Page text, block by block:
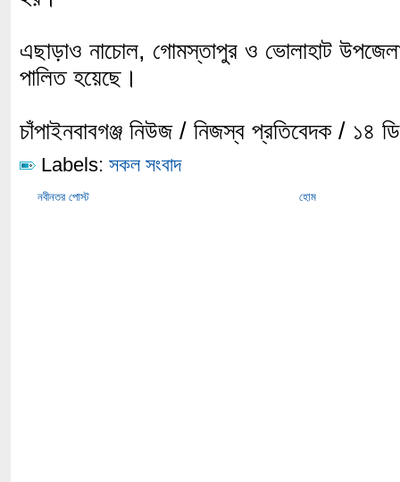
এছাড়াও নাচোল, গোমস্তাপুর ও ভোলাহাট
পালিত হয়েছে।
চাঁপাইনবাবগঞ্জ নিউজ / নিজস্ব প্রতিবেদক / ১৪
Labels: সকল সংবাদ
নবীনতর পোস্ট হোম